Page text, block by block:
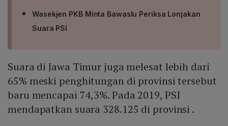
Wasekjen PKB Minta Bawaslu Periksa Lonjakan
Suara PSI
Suara di Jawa Timur juga melesat lebih dari
65% meski penghitungan di provinsi tersebut
baru mencapai 74,3%. Pada 2019, PSI
mendapatkan suara 328.125 di provinsi .